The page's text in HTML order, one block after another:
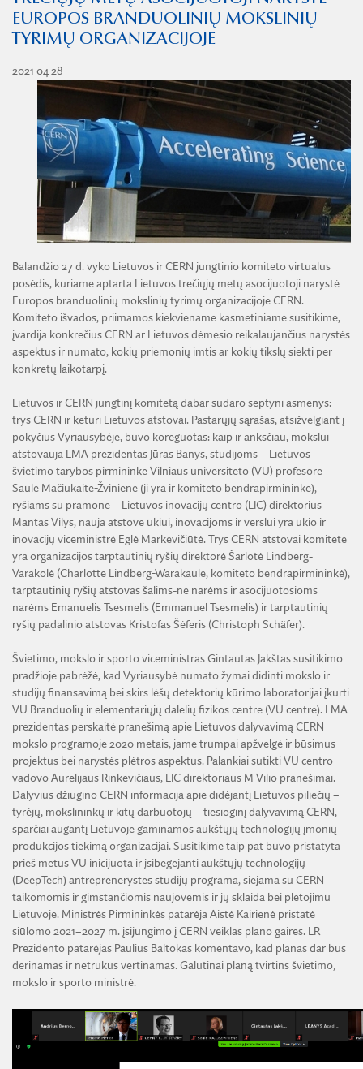
VIRTUALI LMA
TECHNIKOS MOKSLŲ SKYRIUS
SKYRIAI IR PADALINIAI
PAREIGYBIŲ APRAŠYMAS IR ATLIEKAMOS FUNKCIJOS
ŠVIESAUS ATMINIMO LMA NARIAI
BENDRADARBIAVIMO SUTARTYS
MOKSLININKO ETIKOS KODEKSAS
PRANEŠĖJŲ APSAUGA
NUORODOS
BENDRADARBIAVIMAS SU REGIONAIS
LMA IR AKADEMIKAI ŽINIASKLAIDOJE
ES SF PARAMA LMA
ATVIRI DUOMENYS
FINANSŲ KONTROLĖS TAISYKLĖS
TARNYBINIAI LENGVIEJI AUTOMOBILIAI
LĖŠOS VEIKLAI VIEŠINTI
EUROPOS BRANDUOLINIŲ MOKSLINIŲ
TYRIMŲ ORGANIZACIJOJE
2021 04 28
Balandžio 27 d. vyko Lietuvos ir CERN jungtinio komiteto virtualus
posėdis, kuriame aptarta Lietuvos trečiųjų metų asocijuotoji narystė
Europos branduolinių mokslinių tyrimų organizacijoje CERN.
Komiteto išvados, priimamos kiekviename kasmetiniame susitikime,
įvardija konkrečius CERN ar Lietuvos dėmesio reikalaujančius narystės
aspektus ir numato, kokių priemonių imtis ar kokių tikslų siekti per
konkretų laikotarpį.
Lietuvos ir CERN jungtinį komitetą dabar sudaro septyni asmenys:
trys CERN ir keturi Lietuvos atstovai. Pastarųjų sąrašas, atsižvelgiant į
pokyčius Vyriausybėje, buvo koreguotas: kaip ir anksčiau, mokslui
atstovauja LMA prezidentas Jūras Banys, studijoms – Lietuvos
švietimo tarybos pirmininkė Vilniaus universiteto (VU) profesorė
Saulė Mačiukaitė-Žvinienė (ji yra ir komiteto bendrapirmininkė),
ryšiams su pramone – Lietuvos inovacijų centro (LIC) direktorius
Mantas Vilys, nauja atstovė ūkiui, inovacijoms ir verslui yra ūkio ir
inovacijų viceministrė Eglė Markevičiūtė. Trys CERN atstovai komitete
yra organizacijos tarptautinių ryšių direktorė Šarlotė Lindberg-
Varakolė (Charlotte Lindberg-Warakaule, komiteto bendrapirmininkė),
tarptautinių ryšių atstovas šalims-ne narėms ir asocijuotosioms
narėms Emanuelis Tsesmelis (Emmanuel Tsesmelis) ir tarptautinių
ryšių padalinio atstovas Kristofas Šėferis (Christoph Schäfer).
Švietimo, mokslo ir sporto viceministras Gintautas Jakštas susitikimo
pradžioje pabrėžė, kad Vyriausybė numato žymai didinti mokslo ir
studijų finansavimą bei skirs lėšų detektorių kūrimo laboratorijai įkurti
VU Branduolių ir elementariųjų dalelių fizikos centre (VU centre). LMA
prezidentas perskaitė pranešimą apie Lietuvos dalyvavimą CERN
mokslo programoje 2020 metais, jame trumpai apžvelgė ir būsimus
projektus bei narystės plėtros aspektus. Palankiai sutikti VU centro
vadovo Aurelijaus Rinkevičiaus, LIC direktoriaus M Vilio pranešimai.
Dalyvius džiugino CERN informacija apie didėjantį Lietuvos piliečių –
tyrėjų, mokslininkų ir kitų darbuotojų – tiesioginį dalyvavimą CERN,
sparčiai augantį Lietuvoje gaminamos aukštųjų technologijų įmonių
produkcijos tiekimą organizacijai. Susitikime taip pat buvo pristatyta
prieš metus VU inicijuota ir įsibėgėjanti aukštųjų technologijų
(DeepTech) antreprenerystės studijų programa, siejama su CERN
taikomomis ir gimstančiomis naujovėmis ir jų sklaida bei plėtojimu
Lietuvoje. Ministrės Pirmininkės patarėja Aistė Kairienė pristatė
siūlomo 2021–2027 m. įsijungimo į CERN veiklas plano gaires. LR
Prezidento patarėjas Paulius Baltokas komentavo, kad planas dar bus
derinamas ir netrukus vertinamas. Galutinai planą tvirtins švietimo,
mokslo ir sporto ministrė.